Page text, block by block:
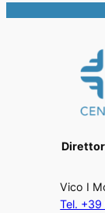
Vico I
Tel.